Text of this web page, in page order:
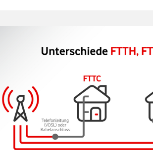
Bild vergrößern: